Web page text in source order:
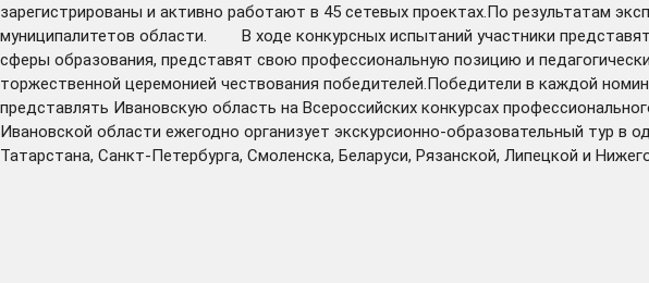
зарегистрированы и активно работают в 45 сетевых проектах.По результатам
муниципалитетов области. В ходе конкурсных испытаний участники
сферы образования, представят свою профессиональную позицию и
торжественной церемонией чествования победителей.Победители в каждой
представлять Ивановскую область на Всероссийских конкурсах
Ивановской области ежегодно организует экскурсионно-образовательный тур в
Татарстана, Санкт-Петербурга, Смоленска, Беларуси, Рязанской, Липецкой и